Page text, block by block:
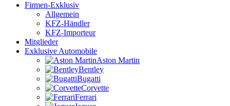
Firmen-Exklusiv
Allgemein
KFZ-Händler
KFZ-Importeur
Mitglieder
Exklusive Automobile
Aston Martin
Bentley
Bugatti
Corvette
Ferrari